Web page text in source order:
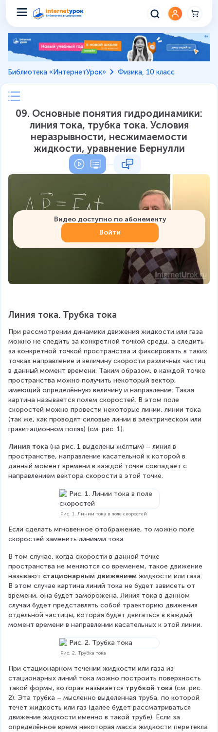
Библиотека «ИнтернетУрок» Физика, 10 класс
09. Основные понятия гидродинамики:
линия тока, трубка тока. Условия
неразрывности, несжимаемости
жидкости, уравнение Бернулли
Видео доступно по абонементу
Войти
Линия тока. Трубка тока
При рассмотрении динамики движения жидкости или газа
можно не следить за конкретной точкой среды, а следить
за конкретной точкой пространства и фиксировать в таких
точках направление и величину скорости различных частиц
в данный момент времени. Таким образом, в каждой точке
пространства можно получить некоторый вектор,
имеющий определённую величину и направление. Такая
картина называется полем скоростей. В этом поле
скоростей можно провести некоторые линии, линии тока
(так же, как проводят силовые линии в электрическом или
гравитационном полях) (см. рис .1).
Линия тока (на рис. 1 выделены жёлтым) – линия в
пространстве, направление касательной к которой в
данный момент времени в каждой точке совпадает с
направлением вектора скорости в этой точке.
Рис. 1. Линии тока в поле скоростей
Если сделать мгновенное отображение, то можно поле
скоростей заменить линиями тока.
В том случае, когда скорости в данной точке
пространства не меняются со временем, такое движение
называют стационарным движением жидкости или газа.
В этом случае картина линий тока не будет зависеть от
времени, она будет заморожена. Линия тока в данном
случаи будет представлять собой траекторию движения
отдельной частицы, которая будет двигаться в каждый
момент времени в направлении касательных к этой линии.
Рис. 2. Трубка тока
При стационарном течении жидкости или газа из
стационарных линий тока можно построить поверхность
такой формы, которая называется трубкой тока (см. рис.
2). Эта трубка – мысленно выделенная труба, по которой
течёт жидкость или газ (далее будет рассматриваться
движение жидкости именно в такой трубе). Если за
определённое время некоторая масса жидкости перетекла